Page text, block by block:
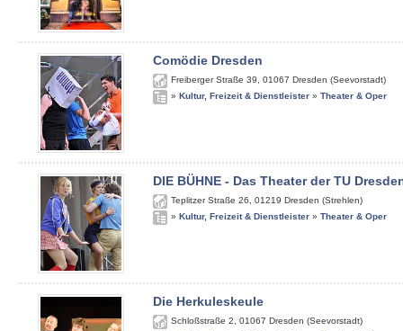
Comödie Dresden
Freiberger Straße 39 01067 Dresden (Seevorstadt)
» Kultur, Freizeit & Dienstleister » Theater & Oper
DIE BÜHNE - Das Theater der TU
Teplitzer Straße 26 01219 Dresden (Strehlen)
» Kultur, Freizeit & Dienstleister » Theater & Oper
Die Herkuleskeule
Schloßstraße 2 01067 Dresden (Seevorstadt)